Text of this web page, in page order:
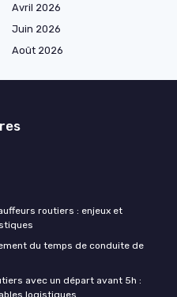
Avril 2026
Juin 2026
Août 2026
routiers : enjeux et
du temps de conduite de
avec un départ avant 5h :
logistiques